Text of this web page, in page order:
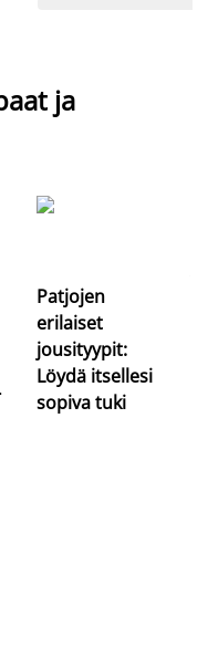
ja
Patjojen
erilaiset
jousityypit:
Löydä itsellesi
sopiva tuki